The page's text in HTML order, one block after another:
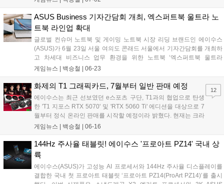
드 공간감을 극대화한 것이 특징이다. 또한 광대역 주파수를 지원하는
붐 마이크와 다양한 교체형 플러그를 기본 제공해 PC 및 콘솔 등 여러 플
랫폼에서 정밀한 사운드 플레이와 원활한 팀보이스 환경을 지원한다....
ASUS Business 기자간담회 개최, 엑스퍼트북 울트라 노
트북 라인업 확대
글로벌 컨슈머 노트북 및 게이밍 노트북 시장 리딩 브랜드인 에이수스
(ASUS)가 6월 23일 서울 여의도 콘래드 서울에서 기자간담회를 개최하
고 차세대 비즈니스 업무 환경을 위한 노트북 ‘엑스퍼트북 울트라
(ExpertBook Ultra)’를 공개했다. 이번 신제품은 초경량 설계와 고해상도
작업 및 그래픽 출력 환경을 개선한 것이 특징이다. 에이수스는 엑스퍼
트북 울트라를 비롯한 신규 라인업을 공식 스토어 및 주요 오픈마켓을
통해 당일부터 본격적인 판매에 돌입한다고 밝혔다....
게임뉴스 | 백승철 | 06-23
화제의 T1 그래픽카드, 7월부터 일반 판매 예정
에이수스는 최근 선보였던 e스포츠 구단, T1과의 협업으로 탄생
한 'T1 지포스 RTX 5070' 및 'RTX 5060 Ti' 에디션을 대상으로 7
월부터 정식 온라인 판매를 시작할 예정이라 밝혔다. 현재는 크라
우드 펀딩 플랫폼, 텀블벅에서 예약 판매를 진행하고 있다. 이번
적용해 소장 가치를 높인 것이 특징이다....
게임뉴스 | 백승철 | 06-16
12
144Hz 주사율 태블릿! 에이수스 '프로아트 PZ14' 국내 상
륙
에이수스(ASUS)가 고성능 AI 프로세서와 144Hz 주사율 디스플레이를
결합한 국내 첫 프로아트 태블릿 ‘프로아트 PZ14(ProArt PZ14)’를 출시